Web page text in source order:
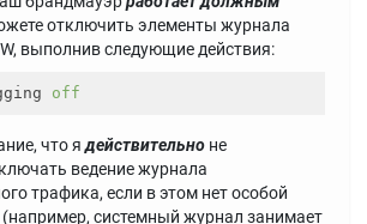
отключить элементы журнала
выполнив следующие действия:
off
что ядействительно не
ведение журнала
трафика, если в этом нет особой
(например, системный журнал занимает